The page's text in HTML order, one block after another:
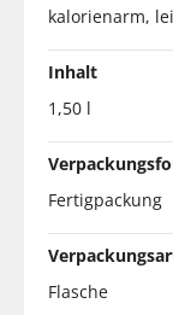
kalorienarm,
Inhalt
1,50 l
Fertigpackung
Flasche